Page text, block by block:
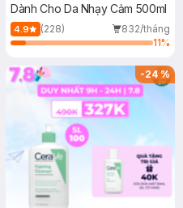
Dành Cho Da Nhạy Cảm 500ml
4.9 (228)
832/tháng
11%
-24%